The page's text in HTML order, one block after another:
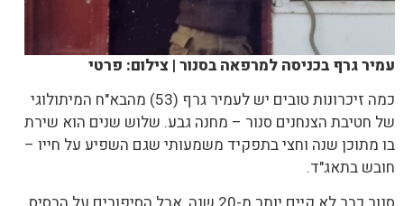
עמיר גרף בכניסה למרפאה בסנור | צילום: פרטי
כמה זיכרונות טובים יש לעמיר גרף (53) מהבא"ח המיתולוגי
של חטיבת הצנחנים סנור – מחנה גבע. שלוש שנים הוא שירת
בו מתוכן שנה וחצי בתפקיד משמעותי שגם השפיע על חייו –
חובש בתאג"ד.